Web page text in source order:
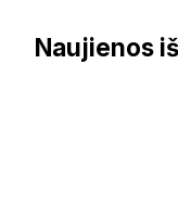
Naujienos